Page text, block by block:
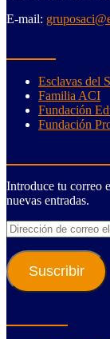
E-mail:
Esclavas del
Familia ACI
Fundación
Fundación
Introduce tu correo
nuevas entradas.
Dirección
de
correo
electrónico
Suscribir